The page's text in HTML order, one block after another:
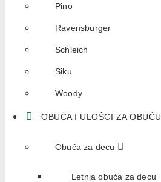
Pino
Ravensburger
Schleich
Siku
Woody
OBUĆA I ULOŠCI ZA OBUĆU
Obuća za decu
Letnja obuća za decu